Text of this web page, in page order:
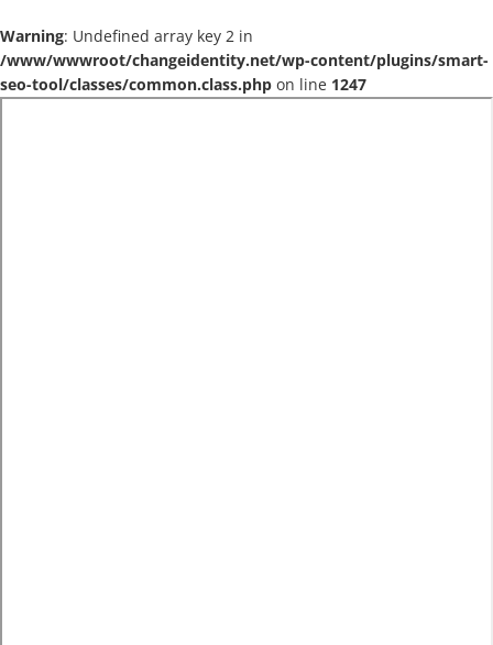
Warning: Undefined array key 2 in
/www/wwwroot/changeidentity.net/wp-content/plugins/smart-
seo-tool/classes/common.class.php on line 1247